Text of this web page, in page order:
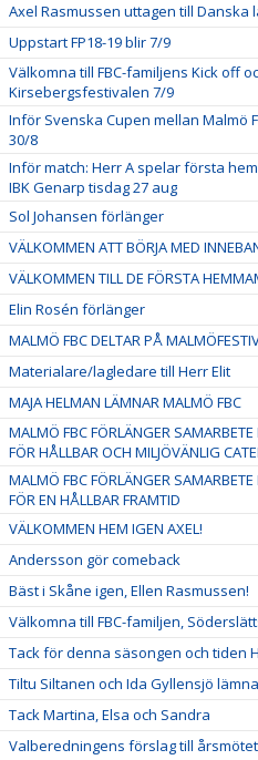
Axel Rasmussen uttagen till Danska
Uppstart FP18-19 blir 7/9
Välkomna till FBC-familjens Kick off
Kirsebergsfestivalen 7/9
Inför Svenska Cupen mellan Malmö
30/8
Inför match: Herr A spelar första
IBK Genarp tisdag 27 aug
Sol Johansen förlänger
VÄLKOMMEN ATT BÖRJA MED
VÄLKOMMEN TILL DE FÖRSTA
Elin Rosén förlänger
MALMÖ FBC DELTAR PÅ
Materialare/lagledare till Herr Elit
MAJA HELMAN LÄMNAR MALMÖ FBC
MALMÖ FBC FÖRLÄNGER
FÖR HÅLLBAR OCH MILJÖVÄNLIG
MALMÖ FBC FÖRLÄNGER
FÖR EN HÅLLBAR FRAMTID
VÄLKOMMEN HEM IGEN AXEL!
Andersson gör comeback
Bäst i Skåne igen, Ellen Rasmussen!
Välkomna till FBC-familjen,
Tack för denna säsongen och tiden
Tiltu Siltanen och Ida Gyllensjö
Tack Martina, Elsa och Sandra
Valberedningens förslag till årsmötet